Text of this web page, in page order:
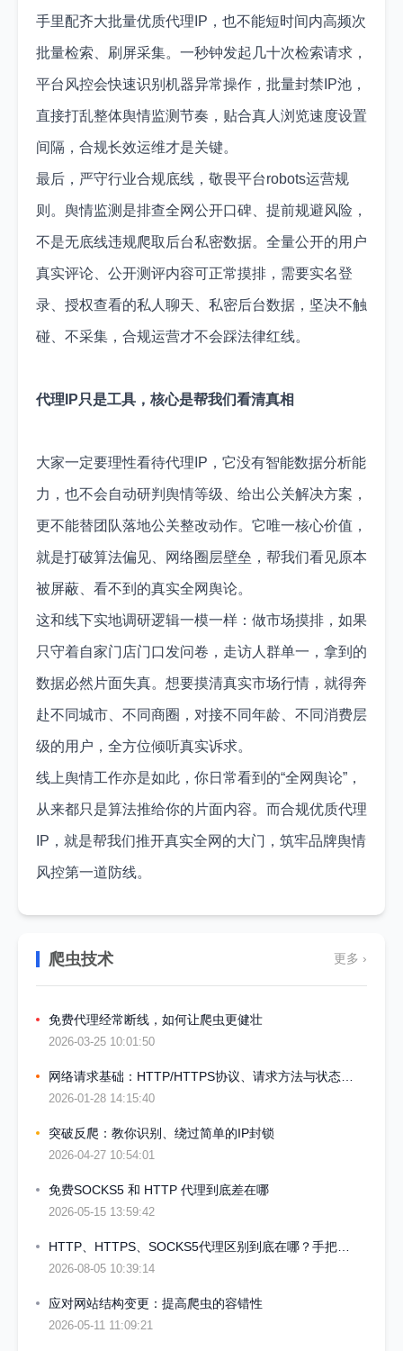
手里配齐大批量优质代理IP，也不能短时间内高频次
批量检索、刷屏采集。一秒钟发起几十次检索请求，
平台风控会快速识别机器异常操作，批量封禁IP池，
直接打乱整体舆情监测节奏，贴合真人浏览速度设置
间隔，合规长效运维才是关键。
最后，严守行业合规底线，敬畏平台robots运营规
则。舆情监测是排查全网公开口碑、提前规避风险，
不是无底线违规爬取后台私密数据。全量公开的用户
真实评论、公开测评内容可正常摸排，需要实名登
录、授权查看的私人聊天、私密后台数据，坚决不触
碰、不采集，合规运营才不会踩法律红线。
代理IP只是工具，核心是帮我们看清真相
大家一定要理性看待代理IP，它没有智能数据分析能
力，也不会自动研判舆情等级、给出公关解决方案，
更不能替团队落地公关整改动作。它唯一核心价值，
就是打破算法偏见、网络圈层壁垒，帮我们看见原本
被屏蔽、看不到的真实全网舆论。
这和线下实地调研逻辑一模一样：做市场摸排，如果
只守着自家门店门口发问卷，走访人群单一，拿到的
数据必然片面失真。想要摸清真实市场行情，就得奔
赴不同城市、不同商圈，对接不同年龄、不同消费层
级的用户，全方位倾听真实诉求。
线上舆情工作亦是如此，你日常看到的“全网舆论”，
从来都只是算法推给你的片面内容。而合规优质代理
IP，就是帮我们推开真实全网的大门，筑牢品牌舆情
风控第一道防线。
爬虫技术 更多 ›
免费代理经常断线，如何让爬虫更健壮
2026-03-25 10:01:50
2026-01-28 14:15:40
突破反爬：教你识别、绕过简单的IP封锁
2026-04-27 10:54:01
免费SOCKS5 和 HTTP 代理到底差在哪
2026-05-15 13:59:42
2026-08-05 10:39:14
应对网站结构变更：提高爬虫的容错性
2026-05-11 11:09:21